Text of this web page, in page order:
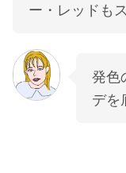
ー・レッドも
発色
デを